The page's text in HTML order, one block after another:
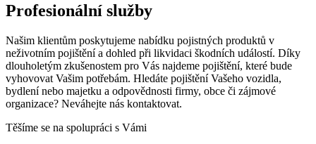
Profesionální služby
Našim klientům poskytujeme nabídku pojistných produktů v
neživotním pojištění a dohled při likvidaci škodních událostí. Díky
dlouholetým zkušenostem pro Vás najdeme pojištění, které bude
vyhovovat Vašim potřebám. Hledáte pojištění Vašeho vozidla,
bydlení nebo majetku a odpovědnosti firmy, obce či zájmové
organizace? Neváhejte nás kontaktovat.
Těšíme se na spolupráci s Vámi